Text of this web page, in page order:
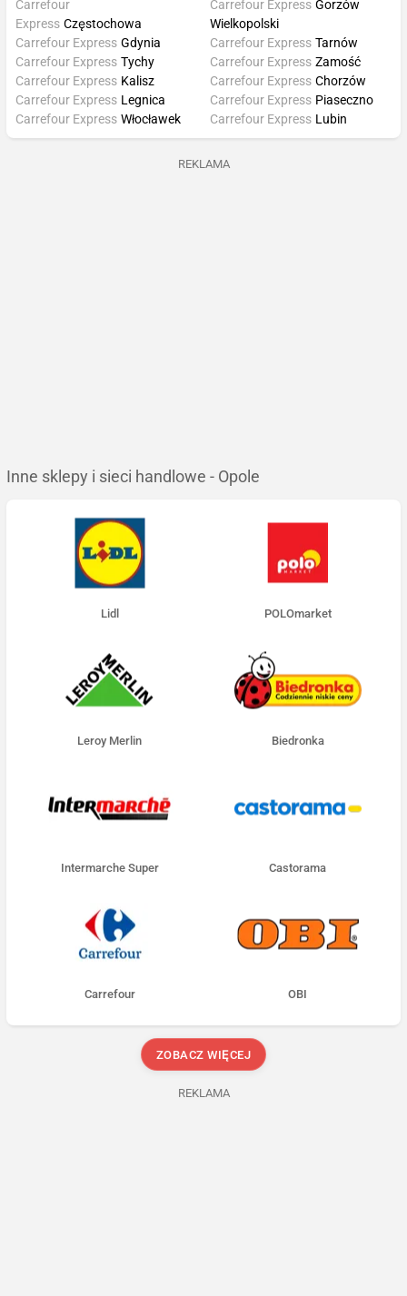
Carrefour
Express Częstochowa
Carrefour Express Gdynia
Carrefour Express Gorzów
Wielkopolski
Carrefour Express Tarnów
Carrefour Express Tychy
Carrefour Express Kalisz
Carrefour Express Legnica
Carrefour Express Włocławek
Carrefour Express Zamość
Carrefour Express Chorzów
Carrefour Express Piaseczno
Carrefour Express Lubin
REKLAMA
Inne sklepy i sieci handlowe - Opole
Lidl POLOmarket
Leroy Merlin Biedronka
Intermarche Super Castorama
Carrefour OBI
ZOBACZ WIĘCEJ
REKLAMA